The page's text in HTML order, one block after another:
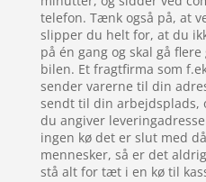
telefon. Tænk også på, at
slipper du helt for, at du
på én gang og skal gå
bilen. Et fragtfirma som
sender varerne til din
sendt til din arbejdsplads,
du angiver
ingen kø det er slut med
mennesker, så er det
stå alt for tæt i en kø til